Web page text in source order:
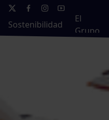
Sostenibilidad
El
Grupo